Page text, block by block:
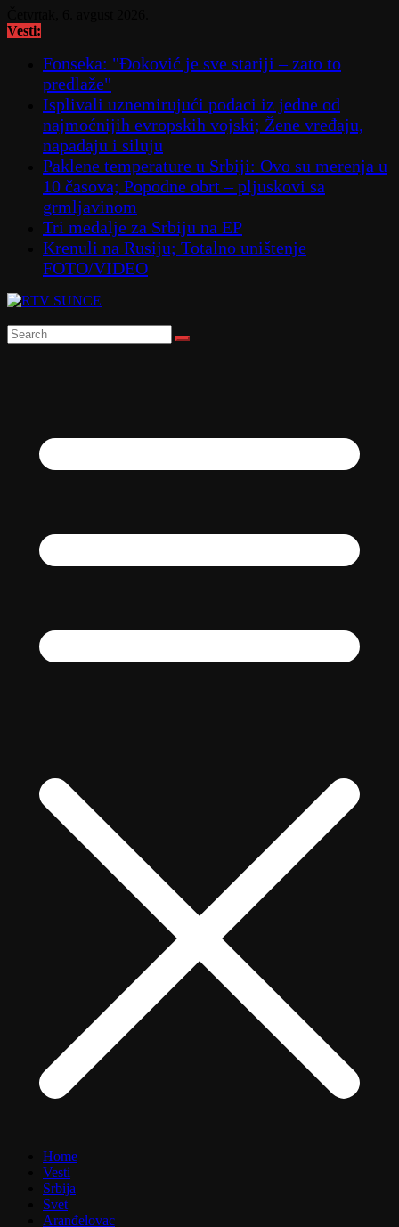
to
Vesti:
Fonseka: "Đoković je sve stariji – zato to
predlaže"
Isplivali uznemirujući podaci iz jedne od
najmoćnijih evropskih vojski; Žene vređaju,
napadaju i siluju
Paklene temperature u Srbiji: Ovo su merenja u
10 časova; Popodne obrt – pljuskovi sa
grmljavinom
Tri medalje za Srbiju na EP
Krenuli na Rusiju; Totalno uništenje
FOTO/VIDEO
Home
Vesti
Srbija
Svet
Aranđelovac